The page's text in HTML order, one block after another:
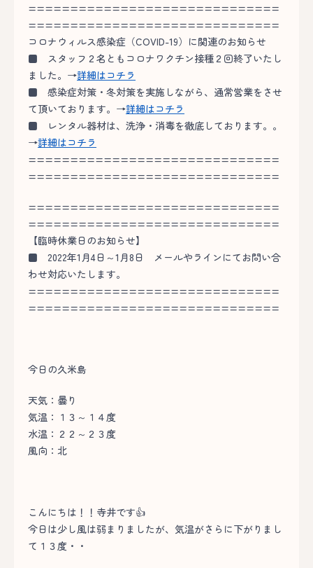
==============================
==============================
コロナウィルス感染症（COVID-19）に関連のお知らせ
■ スタッフ２名ともコロナワクチン接種２回終了いたし
ました。→詳細はコチラ
■ 感染症対策・冬対策を実施しながら、通常営業をさせ
て頂いております。→詳細はコチラ
■ レンタル器材は、洗浄・消毒を徹底しております。。
→詳細はコチラ
==============================
==============================
==============================
==============================
【臨時休業日のお知らせ】
■ 2022年1月4日～1月8日 メールやラインにてお問い合
わせ対応いたします。
==============================
==============================
今日の久米島
天気：曇り
気温：１３～１４度
水温：２２～２３度
風向：北
こんにちは！！寺井です👍
今日は少し風は弱まりましたが、気温がさらに下がりまし
て１３度・・